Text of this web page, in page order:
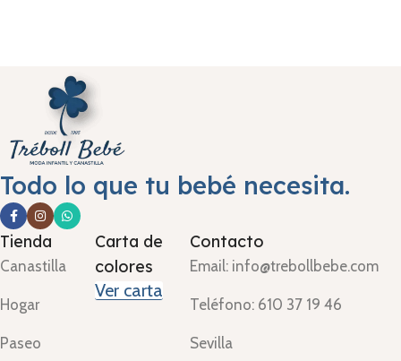
Todo lo que tu bebé necesita.
Tienda
Canastilla
Hogar
Paseo
Carta de
colores
Ver carta
Contacto
Email: info@trebollbebe.com
Teléfono: 610 37 19 46
Sevilla